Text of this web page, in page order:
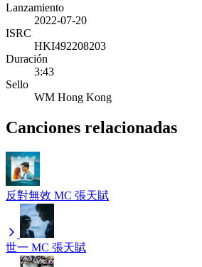
Lanzamiento
2022-07-20
ISRC
HKI492208203
Duración
3:43
Sello
WM Hong Kong
Canciones relacionadas
反對無效 MC 張天賦
世一 MC 張天賦